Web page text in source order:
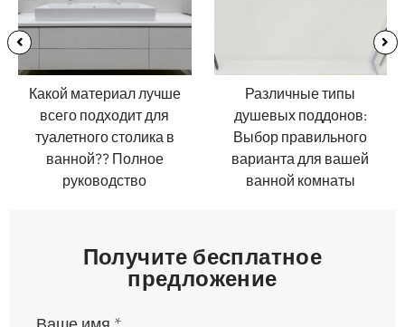
в
Различные типы
душевых поддонов:
Выбор правильного
варианта для вашей
ванной комнаты
Размеры
поддона:
руководство по
идеальной
Получите бесплатное
предложение